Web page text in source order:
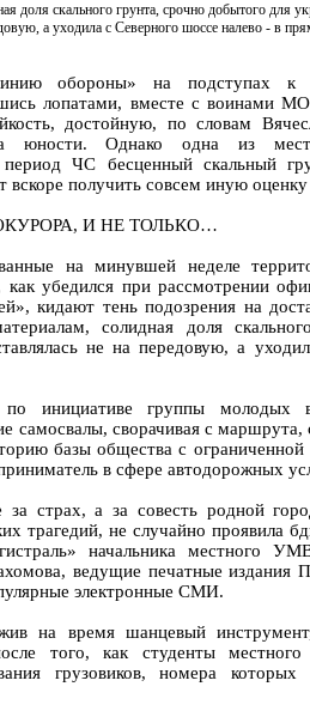
доля скального грунта, срочно добытого для
а уходила с Северного шоссе налево - в
обороны» на подступах к
лопатами, вместе с воинами
достойную, по словам
юности. Однако одна из
ЧС бесценный скальный
вскоре получить совсем иную
И НЕ ТОЛЬКО…
на минувшей неделе
как убедился при рассмотрении
кидают тень подозрения на
солидная доля
не на передовую, а
по инициативе группы молодых
самосвалы, сворачивая с маршрута,
базы общества с ограниченной
в сфере автодорожных
страх, а за совесть родной
трагедий, не случайно проявила
начальника местного
ведущие печатные издания
электронные СМИ.
на время шанцевый
того, как студенты
грузовиков, номера